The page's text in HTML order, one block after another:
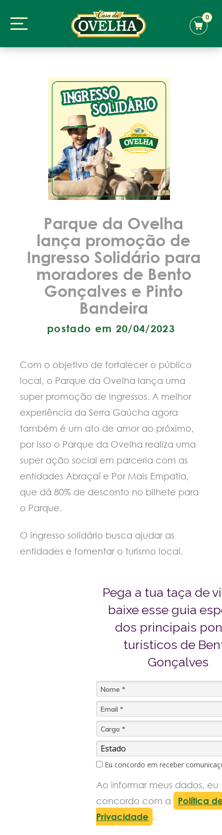
0
Parque da Ovelha
lança promoção de
Ingresso Solidário para
moradores de Bento
Gonçalves e Pinto
Bandeira
postado em 20/04/2023
Com o objetivo de fortalecer o público
local, o Parque da Ovelha lança uma
super promoção de ingressos. A melhor
experiência da Serra Gaúcha agora
também é um ato de amor ao próximo,
por isso o Parque da Ovelha realiza uma
super ação social em parceria com as
entidades Abraçaí e Por Mais Empatia,
que dá 80% de desconto no bilhete para
o Parque.
O ingresso solidário busca ajudar as
entidades e fomentar o turismo local.
Pega a tua taça de
baixe esse guia
dos principais
turísticos de
Gonçalves
Eu concordo em receber
Ao informar meus dados, eu
concordo com a
Política
Privacidade .